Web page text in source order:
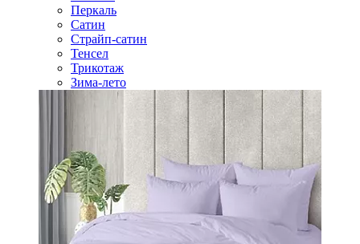
Перкаль
Сатин
Страйп-сатин
Тенсел
Трикотаж
Зима-лето